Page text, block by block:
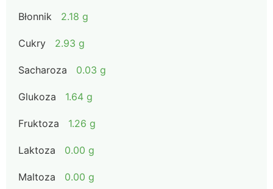
Błonnik 2.18 g
Cukry 2.93 g
Sacharoza 0.03 g
Glukoza 1.64 g
Fruktoza 1.26 g
Laktoza 0.00 g
Maltoza 0.00 g